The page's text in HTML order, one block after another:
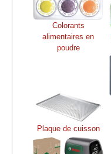
Colorants
alimentaires en
poudre
Plaque de cuisson